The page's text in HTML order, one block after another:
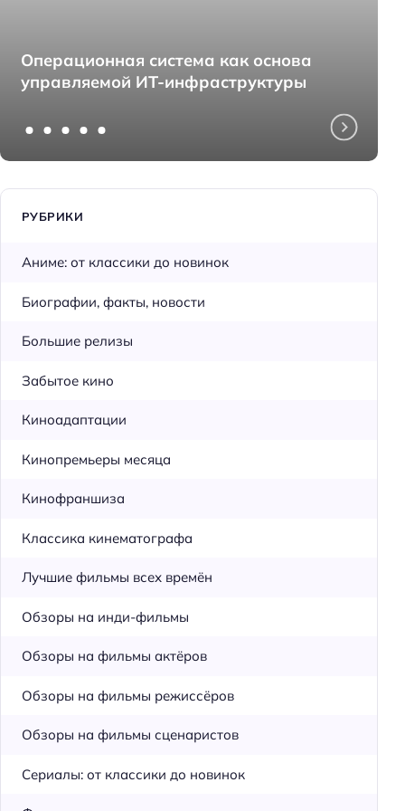
Операционная система как основа
управляемой ИТ-инфраструктуры
РУБРИКИ
Аниме: от классики до новинок
Биографии, факты, новости
Большие релизы
Забытое кино
Киноадаптации
Кинопремьеры месяца
Кинофраншиза
Классика кинематографа
Лучшие фильмы всех времён
Обзоры на инди-фильмы
Обзоры на фильмы актёров
Обзоры на фильмы режиссёров
Обзоры на фильмы сценаристов
Сериалы: от классики до новинок